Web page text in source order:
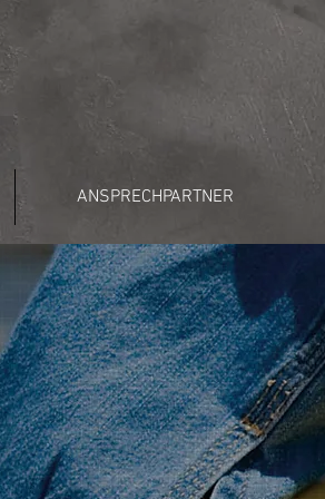
ANSPRECHPARTNER